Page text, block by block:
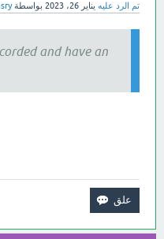
تم الرد عليه يناير 26، 2023 بواسطة
and have an